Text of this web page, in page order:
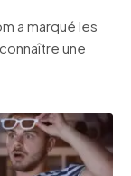
a marqué les
une